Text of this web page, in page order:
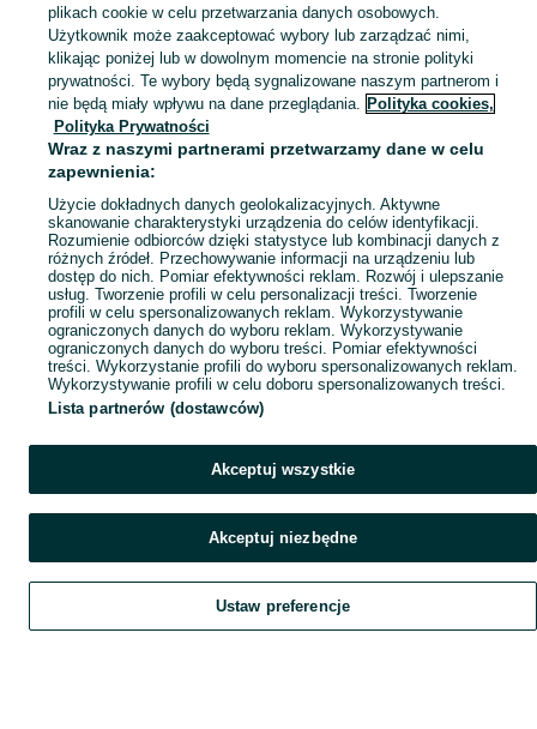
Skorzystaj z największego serwisu ogłoszeniowego - Uniejowice i okolice! Kupuj to, czego pragniesz i sprzedawaj to, czego już nie potrzebujesz! Zobacz
Mapa kategorii
Mapa miejscowości
Szukaj Obserwujesz Dodaj Czat Konto
plikach cookie w celu przetwarzania danych osobowych.
Użytkownik może zaakceptować wybory lub zarządzać nimi,
klikając poniżej lub w dowolnym momencie na stronie polityki
prywatności. Te wybory będą sygnalizowane naszym partnerom i
nie będą miały wpływu na dane przeglądania. Polityka cookies,
Polityka Prywatności
Wraz z naszymi partnerami przetwarzamy dane w celu
zapewnienia:
Użycie dokładnych danych geolokalizacyjnych. Aktywne
skanowanie charakterystyki urządzenia do celów identyfikacji.
Rozumienie odbiorców dzięki statystyce lub kombinacji danych z
różnych źródeł. Przechowywanie informacji na urządzeniu lub
dostęp do nich. Pomiar efektywności reklam. Rozwój i ulepszanie
usług. Tworzenie profili w celu personalizacji treści. Tworzenie
profili w celu spersonalizowanych reklam. Wykorzystywanie
ograniczonych danych do wyboru reklam. Wykorzystywanie
ograniczonych danych do wyboru treści. Pomiar efektywności
treści. Wykorzystanie profili do wyboru spersonalizowanych reklam.
Wykorzystywanie profili w celu doboru spersonalizowanych treści.
Lista partnerów (dostawców)
Akceptuj wszystkie
Akceptuj niezbędne
Ustaw preferencje